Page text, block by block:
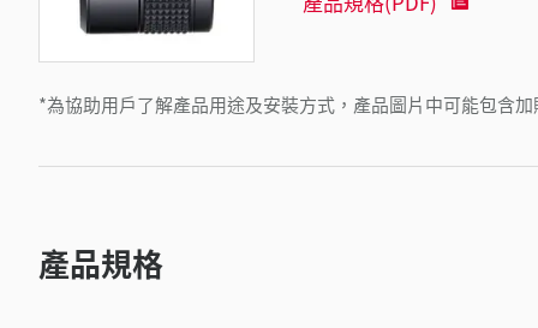
*為協助用戶了解產品用途及安裝方式，產品圖片中可能包含
產品規格